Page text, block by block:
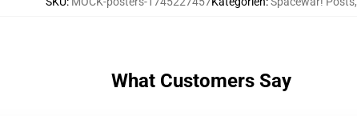
What Customers Say